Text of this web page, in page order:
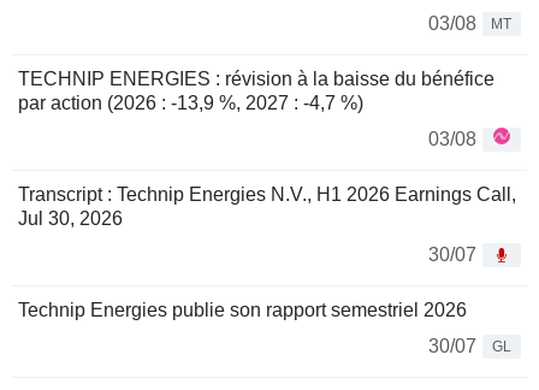
03/08
MT
TECHNIP ENERGIES : révision à la baisse du bénéfice
par action (2026 : -13,9 %, 2027 : -4,7 %)
03/08
Transcript : Technip Energies N.V., H1 2026 Earnings Call,
Jul 30, 2026
30/07
Technip Energies publie son rapport semestriel 2026
30/07
GL